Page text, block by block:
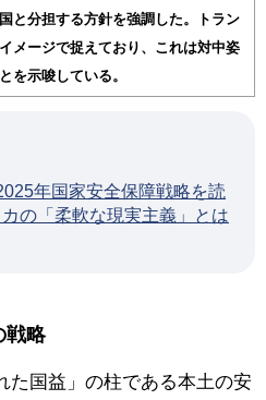
と分担する方針を強調した。トラン
メージで捉えており、これは対中姿
を示唆している。
年国家安全保障戦略を読
の「柔軟な現実主義」とは
戦略
国益」の柱である本土の安